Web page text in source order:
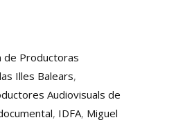
de Productoras
Illes Balears,
Audiovisuals de
, IDFA, Miguel